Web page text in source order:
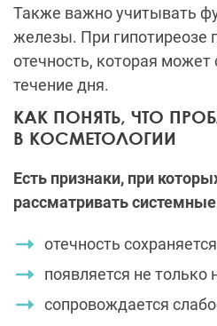
Также важно учитывать
железы. При гипотиреозе
отечность, которая может
течение дня.
КАК ПОНЯТЬ, ЧТО
В КОСМЕТОЛОГИИ
Есть признаки, при
рассматривать
отечность
появляется не только
сопровождается